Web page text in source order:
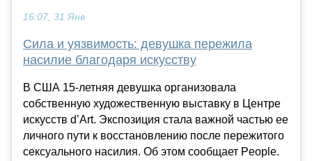
16:07, 31 Янв
Сила и уязвимость: девушка пережила
насилие благодаря искусству
В США 15-летняя девушка организовала
собственную художественную выставку в Центре
искусств d’Art. Экспозиция стала важной частью ее
личного пути к восстановлению после пережитого
сексуального насилия. Об этом сообщает People.